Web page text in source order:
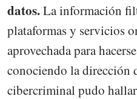
datos.La información
plataformas y servicios
aprovechada para
conociendo la dirección
cibercriminal pudo